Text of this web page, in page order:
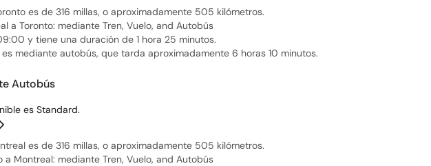
es de 316 millas, o aproximadamente 505 kilómetros.
a Toronto: mediante Tren, Vuelo, and Autobús
y tiene una duración de 1 hora 25 minutos.
mediante autobús, que tarda aproximadamente 6 horas 10 minutos.
Autobús
es Standard.
es de 316 millas, o aproximadamente 505 kilómetros.
Montreal: mediante Tren, Vuelo, and Autobús